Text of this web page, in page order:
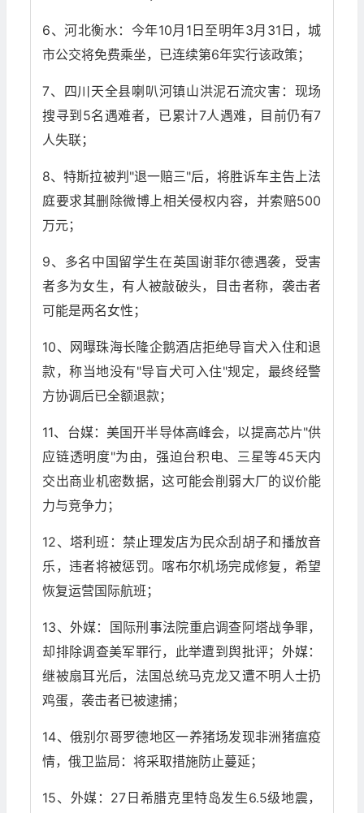
6、河北衡水：今年10月1日至明年3月31日，城
市公交将免费乘坐，已连续第6年实行该政策；
7、四川天全县喇叭河镇山洪泥石流灾害：现场
搜寻到5名遇难者，已累计7人遇难，目前仍有7
人失联；
8、特斯拉被判"退一赔三"后，将胜诉车主告上法
庭要求其删除微博上相关侵权内容，并索赔500
万元；
9、多名中国留学生在英国谢菲尔德遇袭，受害
者多为女生，有人被敲破头，目击者称，袭击者
可能是两名女性；
10、网曝珠海长隆企鹅酒店拒绝导盲犬入住和退
款，称当地没有"导盲犬可入住"规定，最终经警
方协调后已全额退款；
11、台媒：美国开半导体高峰会，以提高芯片"供
应链透明度"为由，强迫台积电、三星等45天内
交出商业机密数据，这可能会削弱大厂的议价能
力与竞争力；
12、塔利班：禁止理发店为民众刮胡子和播放音
乐，违者将被惩罚。喀布尔机场完成修复，希望
恢复运营国际航班；
13、外媒：国际刑事法院重启调查阿塔战争罪，
却排除调查美军罪行，此举遭到舆批评；外媒：
继被扇耳光后，法国总统马克龙又遭不明人士扔
鸡蛋，袭击者已被逮捕；
14、俄别尔哥罗德地区一养猪场发现非洲猪瘟疫
情，俄卫监局：将采取措施防止蔓延；
15、外媒：27日希腊克里特岛发生6.5级地震，